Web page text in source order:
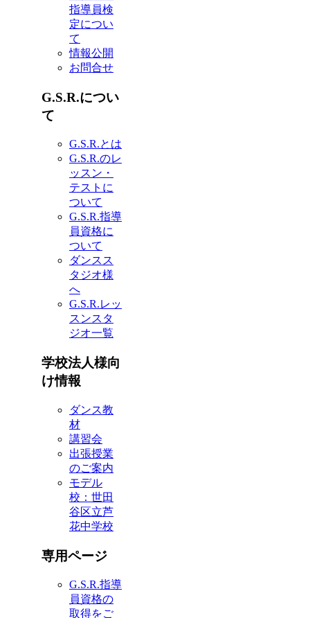
指導員検
定につい
て
情報公開
お問合せ
G.S.R.につい
て
G.S.R.とは
G.S.R.のレ
ッスン・
テストに
ついて
G.S.R.指導
員資格に
ついて
ダンスス
タジオ様
へ
G.S.R.レッ
スンスタ
ジオ一覧
学校法人様向
け情報
ダンス教
材
講習会
出張授業
のご案内
モデル
校：世田
谷区立芦
花中学校
専用ページ
G.S.R.指導
員資格の
取得をご